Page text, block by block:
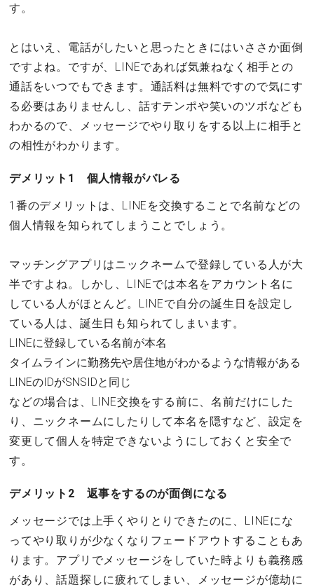
す。
とはいえ、電話がしたいと思ったときにはいささか面倒
ですよね。ですが、LINEであれば気兼ねなく相手との
通話をいつでもできます。通話料は無料ですので気にす
る必要はありませんし、話すテンポや笑いのツボなども
わかるので、メッセージでやり取りをする以上に相手と
の相性がわかります。
デメリット1 個人情報がバレる
1番のデメリットは、LINEを交換することで名前などの
個人情報を知られてしまうことでしょう。
マッチングアプリはニックネームで登録している人が大
半ですよね。しかし、LINEでは本名をアカウント名に
している人がほとんど。LINEで自分の誕生日を設定し
ている人は、誕生日も知られてしまいます。
LINEに登録している名前が本名
タイムラインに勤務先や居住地がわかるような情報がある
LINEのIDがSNSIDと同じ
などの場合は、LINE交換をする前に、名前だけにした
り、ニックネームにしたりして本名を隠すなど、設定を
変更して個人を特定できないようにしておくと安全で
す。
デメリット2 返事をするのが面倒になる
メッセージでは上手くやりとりできたのに、LINEにな
ってやり取りが少なくなりフェードアウトすることもあ
ります。アプリでメッセージをしていた時よりも義務感
があり、話題探しに疲れてしまい、メッセージが億劫に